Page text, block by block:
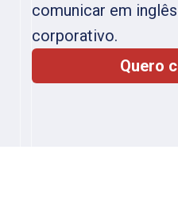
comunicar em
corporativo.
Quero